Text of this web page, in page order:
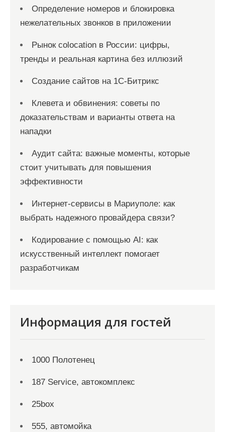
Определение номеров и блокировка
нежелательных звонков в приложении
Рынок colocation в России: цифры,
тренды и реальная картина без иллюзий
Создание сайтов на 1С-Битрикс
Клевета и обвинения: советы по
доказательствам и варианты ответа на
нападки
Аудит сайта: важные моменты, которые
стоит учитывать для повышения
эффективности
Интернет-сервисы в Мариуполе: как
выбрать надежного провайдера связи?
Кодирование с помощью AI: как
искусственный интеллект помогает
разработчикам
Информация для гостей
1000 Полотенец
187 Service, автокомплекс
25box
555, автомойка